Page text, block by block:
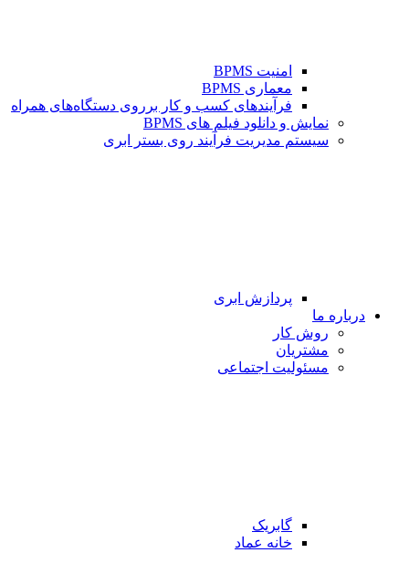
امنیت BPMS
معماری BPMS
فرآیندهای کسب و کار برروی دستگاه‌های همراه
نمایش و دانلود فیلم های BPMS
سیستم مدیریت فرآیند روی بستر ابری
پردازش ابری
درباره ما
روش کار
مشتریان
مسئولیت اجتماعی
گابریک
خانه عماد